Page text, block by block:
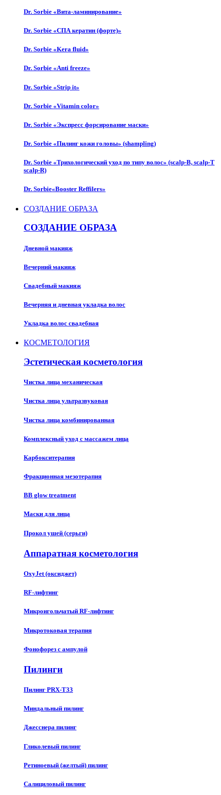
Dr. Sorbie «Вита-ламинирование»
Dr. Sorbie «СПА кератин (форте)»
Dr. Sorbie «Kera fluid»
Dr. Sorbie «Anti freeze»
Dr. Sorbie «Strip it»
Dr. Sorbie «Vitamin color»
Dr. Sorbie «Экспресс форсирование маски»
Dr. Sorbie «Пилинг кожи головы» (shampling)
Dr. Sorbie «Трихологический уход по типу волос» (scalp-B, scalp-T
scalp-R)
Dr. Sorbie«Booster Reffilers»
СОЗДАНИЕ ОБРАЗА
СОЗДАНИЕ ОБРАЗА
Дневной макияж
Вечерний макияж
Свадебный макияж
Вечерняя и дневная укладка волос
Укладка волос свадебная
КОСМЕТОЛОГИЯ
Эстетическая косметология
Чистка лица механическая
Чистка лица ультразвуковая
Чистка лица комбинированная
Комплексный уход с массажем лица
Карбокситерапия
Фракционная мезотерапия
BB glow treatment
Маски для лица
Прокол ушей (серьги)
Аппаратная косметология
OxyJet (оксиджет)
RF-лифтинг
Микроигольчатый RF-лифтинг
Микротоковая терапия
Фонофорез с ампулой
Пилинги
Пилинг PRX-T33
Миндальный пилинг
Джесснера пилинг
Гликолевый пилинг
Ретиноевый (желтый) пилинг
Салициловый пилинг